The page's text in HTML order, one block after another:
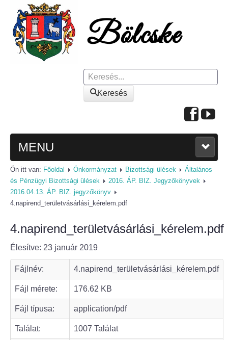
Keresés
Keresés
MENU
FŐOLDAL
A KÖZSÉGRŐL
Polgármesteri köszöntő
Bölcske település
Bölcske történelme
Mi újság Bölcskén?
Értéktár bizottság
Ön itt van: Főoldal Önkormányzat Bizottsági ülések
Általános
és Pénzügyi Bizottsági ülések
2016. ÁP. BIZ. Jegyzőkönyvek
2016.04.13. ÁP. BIZ. jegyzőkönyv
4.napirend_területvásárlási_kérelem.pdf
4.napirend_területvásárlási_kérelem.pdf
Élesítve: 23 január 2019
Fájlnév: 4.napirend_területvásárlási_kérelem.pdf
Fájl mérete: 176.62 KB
Fájl típusa: application/pdf
Találat: 1007 Találat